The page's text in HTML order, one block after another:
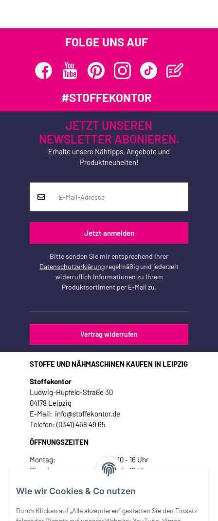
Wie wir Cookies & Co nutzen
Durch Klicken auf „Alle akzeptieren“ gestatten Sie den Einsatz
FOLGE UNS AUF
#STOFFEKONTOR
JETZT UNSEREN
NEWSLETTER ABONIEREN.
Erhalte unsere Nähtipps, Angebote und
Produktneuheiten!
Jetzt anmelden
Bitte senden Sie mir entsprechend Ihrer
Datenschutzerklärung regelmäßig und jederzeit
widerruflich Informationen zu Ihrem
Produktsortiment per E-Mail zu.
Vertrag widerrufen
STOFFE UND NÄHMASCHINEN KAUFEN IN LEIPZIG
Stoffekontor
Ludwig-Hupfeld-Straße 30
04178 Leipzig
E-Mail: info@stoffekontor.de
Telefon: (0341) 468 49 65
ÖFFNUNGSZEITEN
Montag:
10 - 16 Uhr
Dienstag:
10 - 16 Uhr
Donnerstag:
10 - 18 Uhr
Samstag:
10 - 14 Uhr